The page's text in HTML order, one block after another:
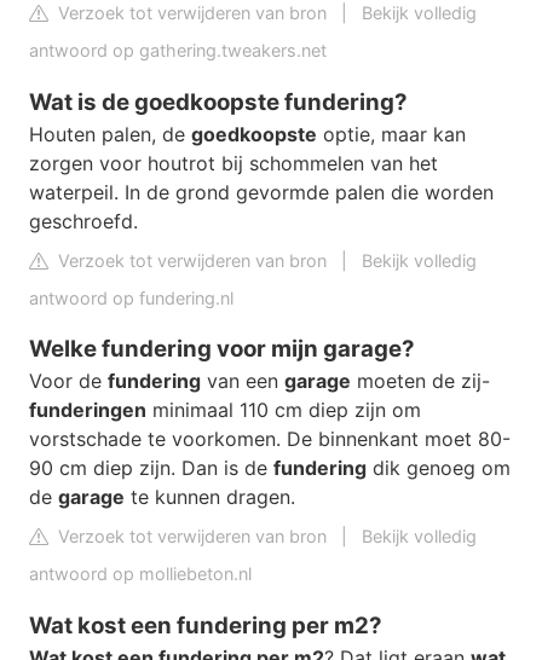
Verzoek tot verwijderen van bron
Bekijk volledig
antwoord op gathering.tweakers.net
Wat is de goedkoopste fundering?
Houten palen, de goedkoopste optie, maar kan
zorgen voor houtrot bij schommelen van het
waterpeil. In de grond gevormde palen die worden
geschroefd.
Verzoek tot verwijderen van bron
Bekijk volledig
antwoord op fundering.nl
Welke fundering voor mijn garage?
Voor de fundering van een garage moeten de zij-
funderingen minimaal 110 cm diep zijn om
vorstschade te voorkomen. De binnenkant moet 80-
90 cm diep zijn. Dan is de fundering dik genoeg om
de garage te kunnen dragen.
Verzoek tot verwijderen van bron
Bekijk volledig
antwoord op molliebeton.nl
Wat kost een fundering per m2?